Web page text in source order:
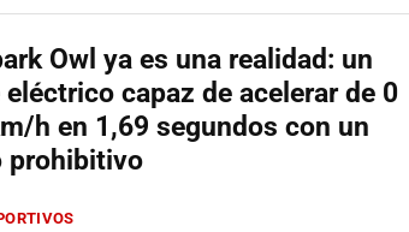
Owl ya es una realidad: un
capaz de acelerar de 0
h en 1,69 segundos con un
prohibitivo